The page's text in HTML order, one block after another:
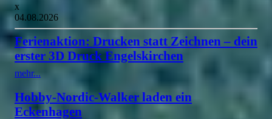
x
04.08.2026
Ferienaktion: Drucken statt Zeichnen – dein
erster 3D Druck Engelskirchen
mehr...
Hobby-Nordic-Walker laden ein
Eckenhagen